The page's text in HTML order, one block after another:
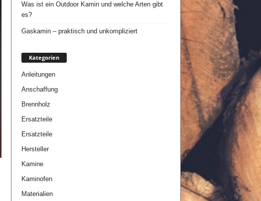
Was ist ein Outdoor Kamin und welche Arten gibt
es?
Gaskamin – praktisch und unkompliziert
Kategorien
Anleitungen
Anschaffung
Brennholz
Ersatzteile
Ersatzteile
Hersteller
Kamine
Kaminofen
Materialien